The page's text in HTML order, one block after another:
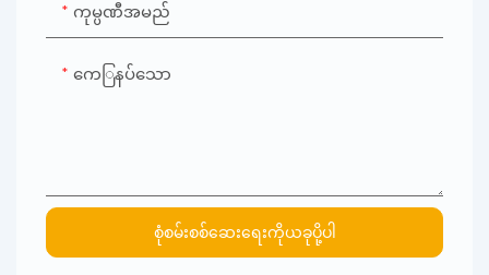
ကုမ္ပဏီအမည်
ကေြနပ်သော
စုံစမ်းစစ်ဆေးရေးကိုယခုပို့ပါ